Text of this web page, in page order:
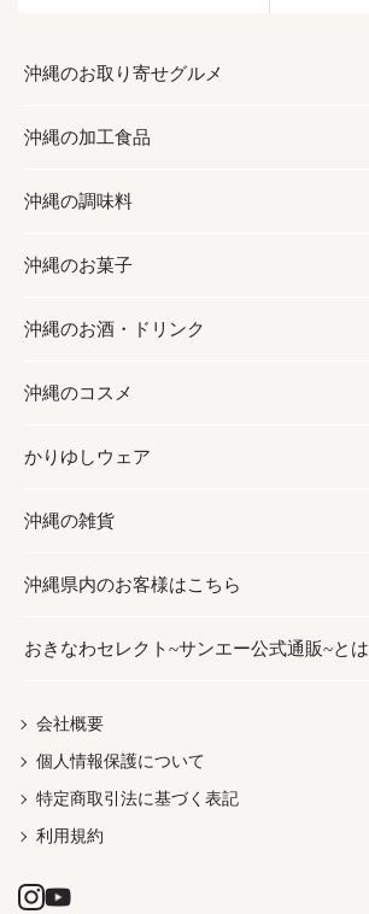
沖縄のお取り寄せグルメ
お取り寄せグルメ
フルーツ・野菜
お肉
海産物
沖縄の加工食品
加工食品
缶詰／パウチ
沖縄料理
沖縄そば／乾麺
レトルト食品
乾物／粉類
沖縄の調味料
調味料
砂糖／黒砂糖
塩
お酢／ドレッシング
しょうゆ
みそ
だし／スパイス／島唐辛子
沖縄のお菓子
お菓子
黒糖
ちんすこう
伝統菓子
スナック
おつまみ
紅芋
沖縄のお酒・ドリンク
お酒・ドリンク
泡盛
ビール・チューハイ
ワイン・ウィスキー・カクテル
ドリンク
茶葉
沖縄のコスメ
コスメ
スキンケア
ボディケア
ヘアケア
UVケア
かりゆしウェア
かりゆしウェア
メンズ
レディース
沖縄の雑貨
雑貨
沖縄ファッション
伝統工芸品
沖縄県内のお客様はこちら
おきなわセレクト~サンエー公式通販~とは
会社概要
個人情報保護について
特定商取引法に基づく表記
利用規約